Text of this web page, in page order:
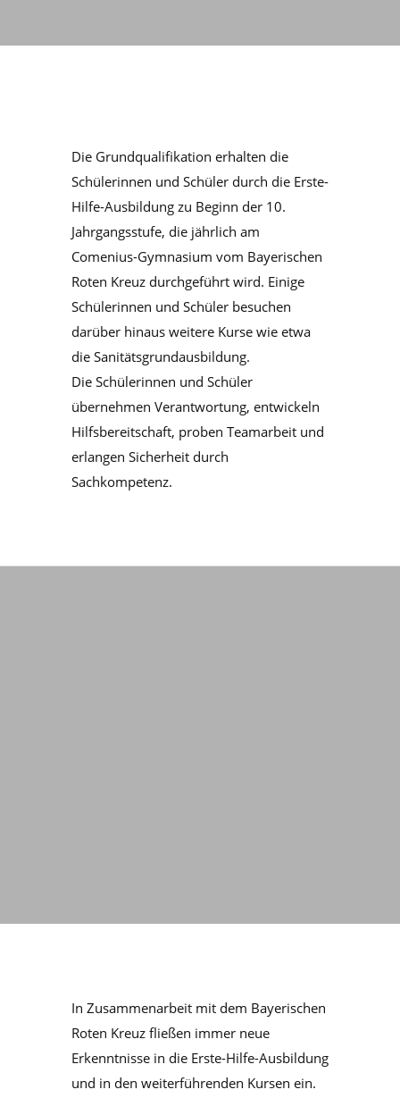
Die Grundqualifikation erhalten die
Schülerinnen und Schüler durch die Erste-
Hilfe-Ausbildung zu Beginn der 10.
Jahrgangsstufe, die jährlich am
Comenius-Gymnasium vom Bayerischen
Roten Kreuz durchgeführt wird. Einige
Schülerinnen und Schüler besuchen
darüber hinaus weitere Kurse wie etwa
die Sanitätsgrundausbildung.
Die Schülerinnen und Schüler
übernehmen Verantwortung, entwickeln
Hilfsbereitschaft, proben Teamarbeit und
erlangen Sicherheit durch
Sachkompetenz.
In Zusammenarbeit mit dem Bayerischen
Roten Kreuz fließen immer neue
Erkenntnisse in die Erste-Hilfe-Ausbildung
und in den weiterführenden Kursen ein.